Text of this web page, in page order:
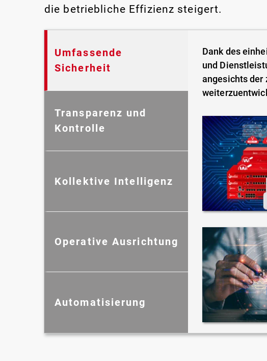
die betriebliche Effizienz steigert.
Umfassende
Sicherheit
Transparenz und
Kontrolle
Kollektive Intelligenz
Operative Ausrichtung
Automatisierung
Dank des
und
angesichts der